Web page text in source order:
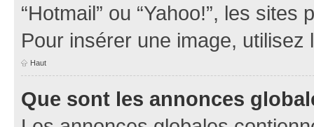
“Hotmail” ou “Yahoo!”, les
Pour insérer une image, utilisez
Haut
Que sont les annonces